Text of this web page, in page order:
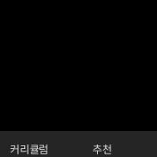
커리큘럼 추천